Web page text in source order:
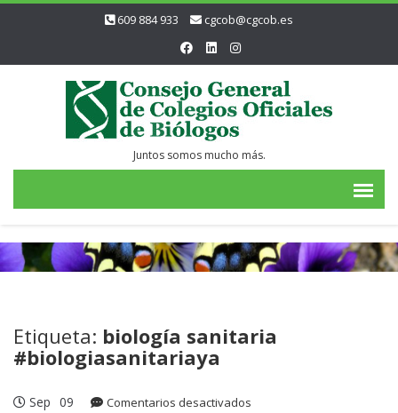
609 884 933 cgcob@cgcob.es
Juntos somos mucho más.
Etiqueta: biología sanitaria
#biologiasanitariaya
Sep 09 Comentarios desactivados